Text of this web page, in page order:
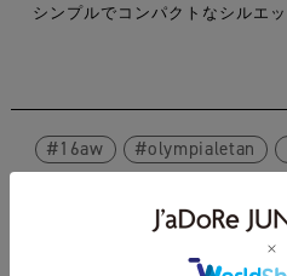
シンプルでコンパクトなシルエッ
16aw olympialetan